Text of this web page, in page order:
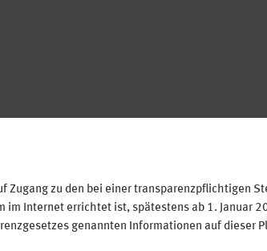
Zugang zu den bei einer transparenzpflichtigen
im Internet errichtet ist, spätestens ab 1. Januar
genannten Informationen auf dieser